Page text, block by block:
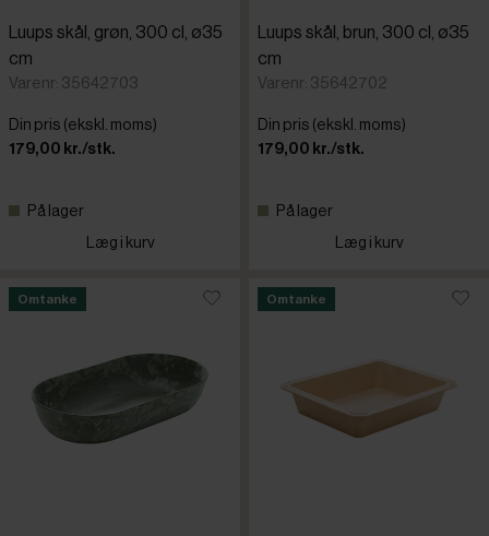
Luups skål, grøn, 300 cl, ø35
cm
Varenr: 35642703
Din pris (ekskl. moms)
179,00 kr./stk.
På lager
Læg i kurv
Luups skål, brun, 300 cl, ø35
cm
Varenr: 35642702
Din pris (ekskl. moms)
179,00 kr./stk.
På lager
Læg i kurv
Omtanke Omtanke